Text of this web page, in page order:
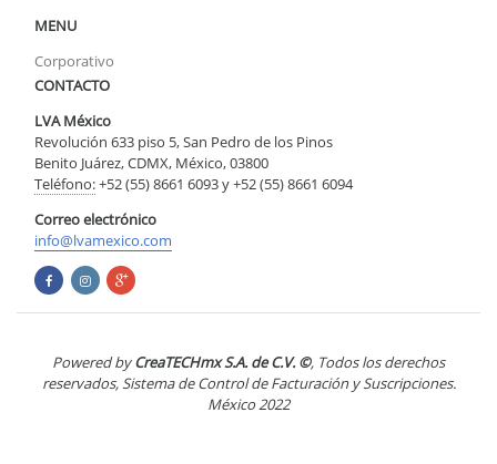
MENU
Corporativo
CONTACTO
LVA México
Revolución 633 piso 5, San Pedro de los Pinos
Benito Juárez, CDMX, México, 03800
Teléfono:+52 (55) 8661 6093 y +52 (55) 8661 6094
Correo electrónico
info@lvamexico.com
Powered byCreaTECHmx S.A. de C.V. ©, Todos los derechos
reservados, Sistema de Control de Facturación y Suscripciones.
México 2022